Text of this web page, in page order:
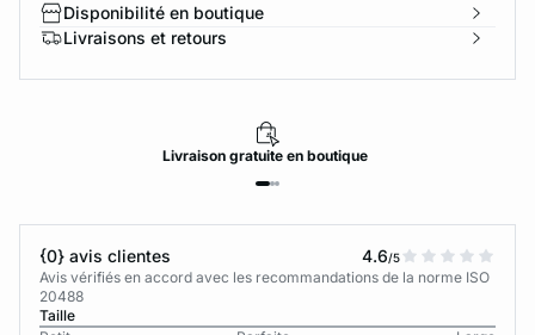
Disponibilité en boutique
Livraisons et retours
Livraisongratuiteen boutique
{0} avis clientes 4.6/5
Avis vérifiés en accord avec les recommandations de la norme ISO
20488
Taille